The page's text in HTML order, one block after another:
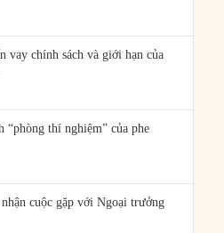
vay chính sách và giới hạn của
thí nghiệm” của phe
cuộc gặp với Ngoại trưởng